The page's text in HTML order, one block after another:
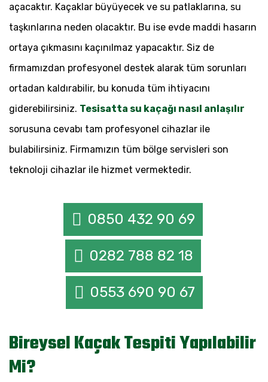
açacaktır. Kaçaklar büyüyecek ve su patlaklarına, su
taşkınlarına neden olacaktır. Bu ise evde maddi hasarın
ortaya çıkmasını kaçınılmaz yapacaktır. Siz de
firmamızdan profesyonel destek alarak tüm sorunları
ortadan kaldırabilir, bu konuda tüm ihtiyacını
giderebilirsiniz. Tesisatta su kaçağı nasıl anlaşılır
sorusuna cevabı tam profesyonel cihazlar ile
bulabilirsiniz. Firmamızın tüm bölge servisleri son
teknoloji cihazlar ile hizmet vermektedir.
0850 432 90 69
0282 788 82 18
0553 690 90 67
Bireysel Kaçak Tespiti Yapılabilir
Mi?